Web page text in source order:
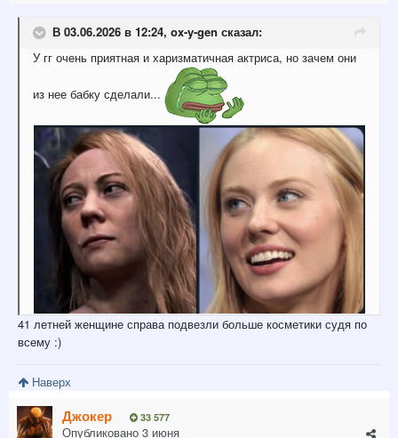
В 03.06.2026 в 12:24, ox-y-gen сказал:
У гг очень приятная и харизматичная актриса, но зачем они
из нее бабку сделали...
41 летней женщине справа подвезли больше косметики судя по
всему :)
Наверх
Джокер 33 577
Опубликовано 3 июня